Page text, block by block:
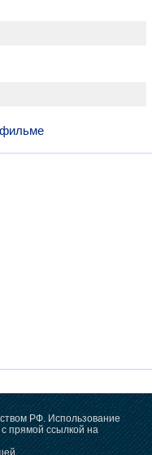
РФ. Использование
прямой ссылкой на